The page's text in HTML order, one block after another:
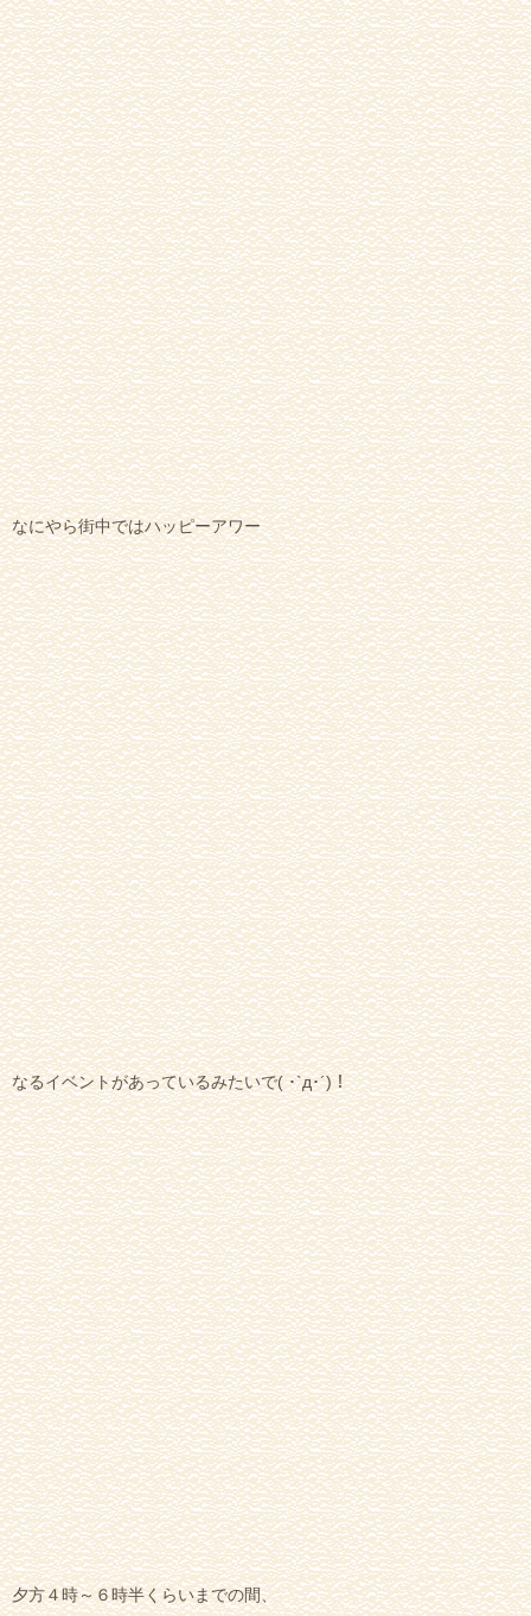
なにやら街中ではハッピーアワー
なるイベントがあっているみたいで( ･`д･´)！
夕方４時～６時半くらいまでの間、